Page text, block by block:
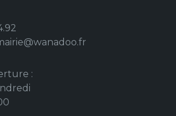
: